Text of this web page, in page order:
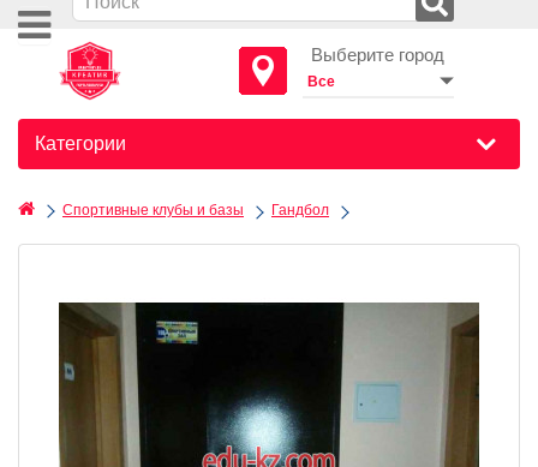
Выберите город
Категории
Спортивные клубы и базы Гандбол